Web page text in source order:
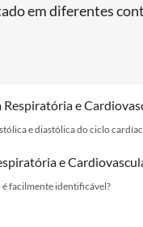
em diferentes
e
e diastólica do ciclo
e
facilmente identificável?